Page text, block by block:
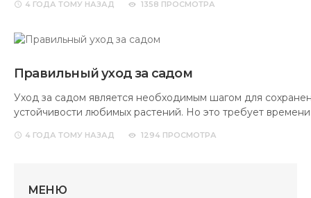
4 ГОДА ТОМУ НАЗАД 1358 ПРОСМОТРА
Правильный уход за садом
Уход за садом является необходимым шагом для
устойчивости любимых растений. Но это требует
4 ГОДА ТОМУ НАЗАД 1294 ПРОСМОТРА
МЕНЮ